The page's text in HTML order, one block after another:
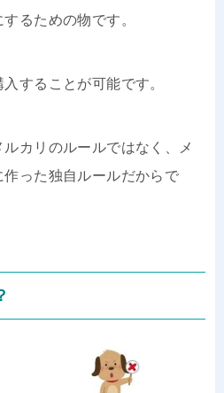
るための物です。
することが可能です。
カリのルールではなく、メ
った独自ルールだからで